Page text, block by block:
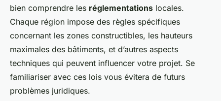
bien comprendre les réglementations locales.
Chaque région impose des règles spécifiques
concernant les zones constructibles, les hauteurs
maximales des bâtiments, et d’autres aspects
techniques qui peuvent influencer votre projet. Se
familiariser avec ces lois vous évitera de futurs
problèmes juridiques.